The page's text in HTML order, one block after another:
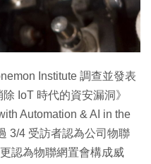
Institute 調查並發表
IoT 時代的資安漏洞》
Automation & AI in the
3/4 受訪者認為公司物聯
認為物聯網置會構成威